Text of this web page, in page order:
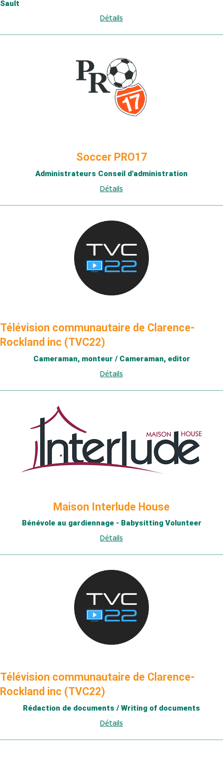
Sault
Détails
Soccer PRO17
Administrateurs Conseil d'administration
Détails
Télévision communautaire de Clarence-
Rockland inc (TVC22)
Cameraman, monteur / Cameraman, editor
Détails
Maison Interlude House
Bénévole au gardiennage - Babysitting Volunteer
Détails
Télévision communautaire de Clarence-
Rockland inc (TVC22)
Rédaction de documents / Writing of documents
Détails